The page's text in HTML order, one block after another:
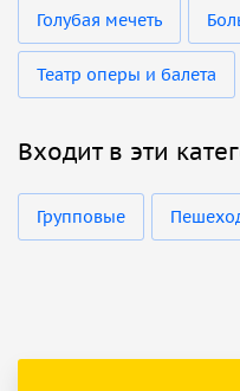
Голубая мечеть
Театр оперы и балета
Входит в эти
Групповые